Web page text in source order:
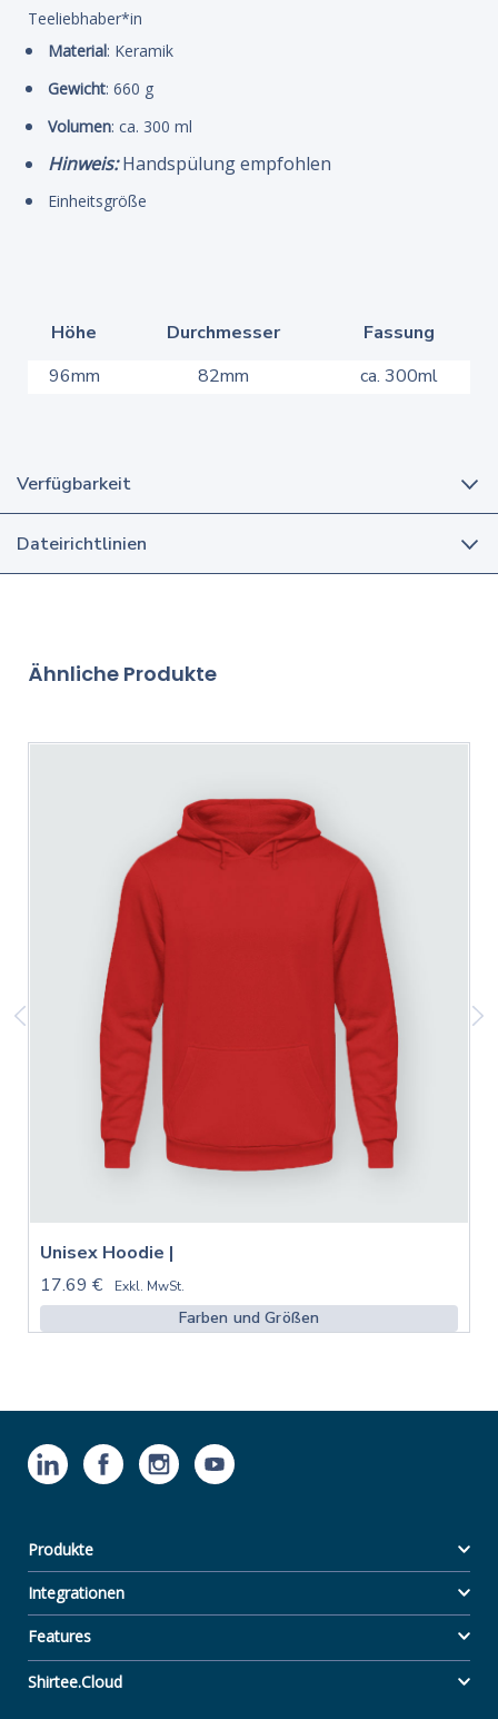
Teeliebhaber*in
Material: Keramik
Gewicht: 660 g
Volumen: ca. 300 ml
Hinweis:Handspülung empfohlen
Einheitsgröße
Höhe Durchmesser
Fassung
96mm
82mm ca. 300ml
Verfügbarkeit
Dateirichtlinien
Ähnliche Produkte
Unisex Hoodie |
17.69 €
Exkl. MwSt.
Farben und Größen
Produkte
Integrationen
Features
Shirtee.Cloud